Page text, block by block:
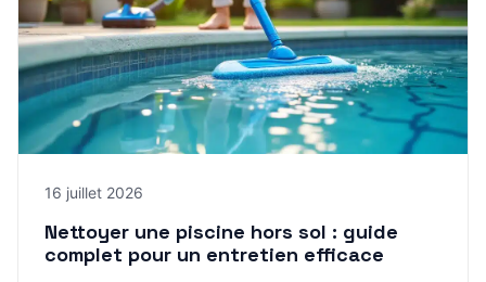
16 juillet 2026
Nettoyer une piscine hors sol : guide
complet pour un entretien efficace